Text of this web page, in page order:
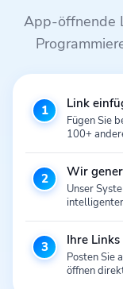
App-öffnende
1 Link
Fügen Sie
100+
2 Wir
Unser
3 Ihre
Posten Sie
öffnen